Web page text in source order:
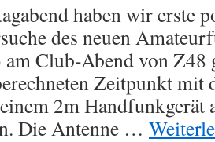
haben wir erste
des neuen
Club-Abend von Z48
Zeitpunkt mit
2m Handfunkgerät
Die Antenne …